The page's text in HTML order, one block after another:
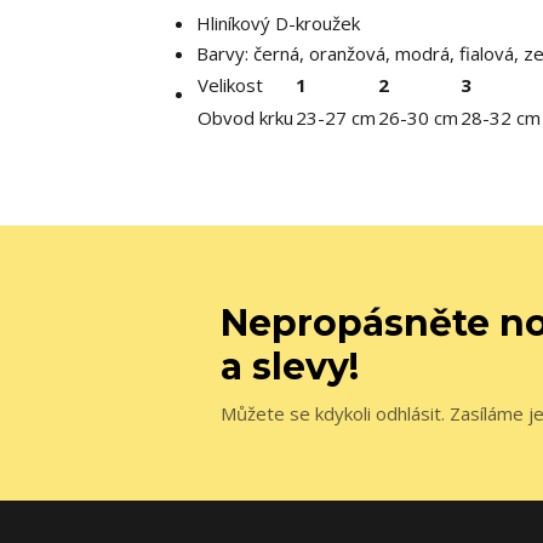
Hliníkový D-kroužek
Barvy: černá, oranžová, modrá, fialová,
Velikost
1 2
3
Obvod krku 23-27 cm 26-30 cm 28-32 cm
Nepropásněte
a slevy!
Můžete se kdykoli odhlásit. Zasíláme